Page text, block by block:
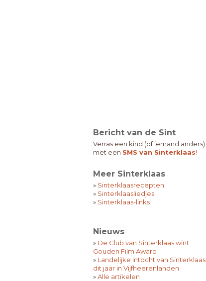
Bericht van de Sint
Verras een kind (of iemand anders)
met een SMS van Sinterklaas!
Meer Sinterklaas
» Sinterklaasrecepten
» Sinterklaasliedjes
» Sinterklaas-links
Nieuws
» De Club van Sinterklaas wint
Gouden Film Award
» Landelijke intocht van Sinterklaas
dit jaar in Vijfheerenlanden
»Alle artikelen